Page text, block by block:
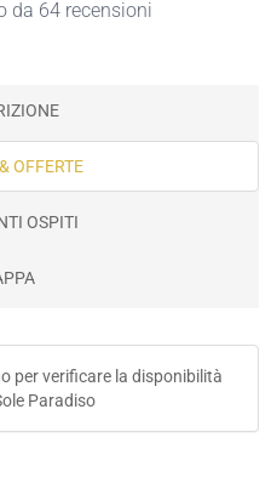
da 64 recensioni
OFFERTE
OSPITI
per verificare la disponibilità
Paradiso